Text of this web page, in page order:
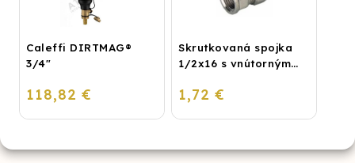
Caleffi DIRTMAG®
3/4"
118,82 €
Skrutkovaná spojka
1/2x16 s vnútorným
1,72 €